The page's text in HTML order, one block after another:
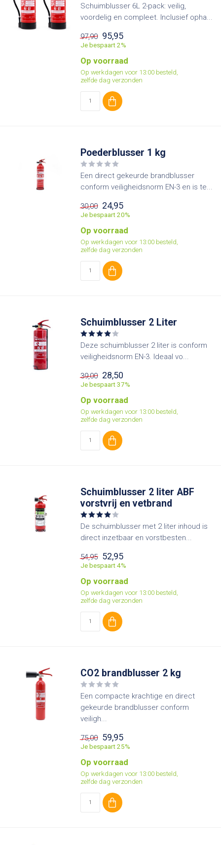
Schuimblusser 6L 2-pack: veilig,
voordelig en compleet. Inclusief opha...
97,90 95,95
Je bespaart 2%
Op voorraad
Op werkdagen voor 13:00 besteld,
zelfde dag verzonden
Poederblusser 1 kg
Een direct gekeurde brandblusser
conform veiligheidsnorm EN-3 en is te...
30,00 24,95
Je bespaart 20%
Op voorraad
Op werkdagen voor 13:00 besteld,
zelfde dag verzonden
Schuimblusser 2 Liter
Deze schuimblusser 2 liter is conform
veiligheidsnorm EN-3. Ideaal vo...
39,00 28,50
Je bespaart 37%
Op voorraad
Op werkdagen voor 13:00 besteld,
zelfde dag verzonden
Schuimblusser 2 liter ABF
vorstvrij en vetbrand
De schuimblusser met 2 liter inhoud is
direct inzetbaar en vorstbesten...
54,95 52,95
Je bespaart 4%
Op voorraad
Op werkdagen voor 13:00 besteld,
zelfde dag verzonden
CO2 brandblusser 2 kg
Een compacte krachtige en direct
gekeurde brandblusser conform
veiligh...
75,00 59,95
Je bespaart 25%
Op voorraad
Op werkdagen voor 13:00 besteld,
zelfde dag verzonden